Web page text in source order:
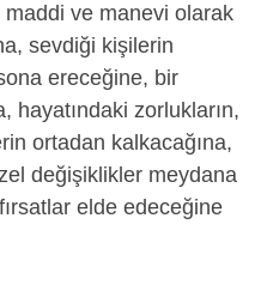
maddi ve manevi olarak
sevdiği kişilerin
ereceğine, bir
hayatındaki zorlukların,
ortadan kalkacağına,
değişiklikler meydana
elde edeceğine